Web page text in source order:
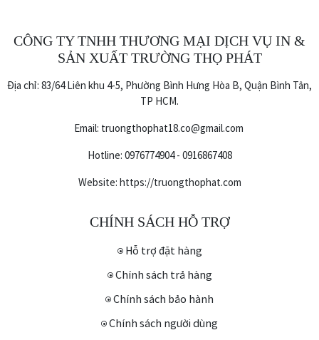
sử dụng bột mài ra từ cây đàn hương có
tuổi đời từ 15 năm trở lên. Sandalwood
tạp chất giữ nguyên hương thơm nguyên
bản của chiên đàn Ấn, tác dụng của
khí, diệt khuẩn, giảm stress, hương thơm
tinh tế dùng để dâng cúng thần linh thể
CÔNG TY TNHH THƯƠNG MẠI DỊCH VỤ IN &
SẢN XUẤT TRƯỜNG THỌ PHÁT
Địa chỉ: 83/64 Liên khu 4-5, Phường Bình Hưng Hòa B, Quận Bình Tân,
TP HCM.
Email: truongthophat18.co@gmail.com
Hotline: 0976774904 - 0916867408
Website: https://truongthophat.com
CHÍNH SÁCH HỖ TRỢ
Hỗ trợ đặt hàng
Chính sách trả hàng
Chính sách bảo hành
Chính sách người dùng